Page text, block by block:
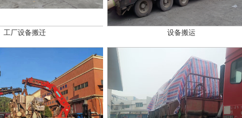
工厂设备搬迁 设备搬运